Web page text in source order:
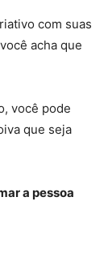
com suas
acha que
você pode
que seja
a pessoa